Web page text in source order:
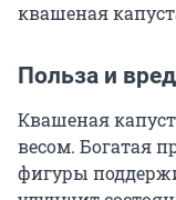
квашеная
Польза и
Квашеная
весом. Богатая
фигуры